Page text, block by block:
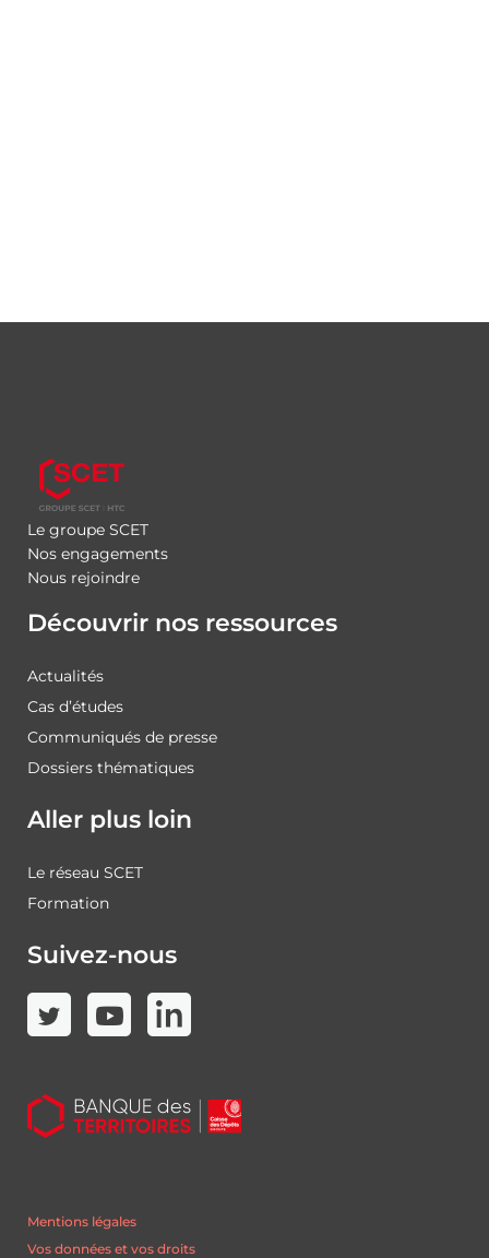
Le groupe SCET
Nos engagements
Nous rejoindre
Découvrir nos ressources
Actualités
Cas d’études
Communiqués de presse
Dossiers thématiques
Aller plus loin
Le réseau SCET
Formation
Suivez-nous
Mentions légales
Vos données et vos droits